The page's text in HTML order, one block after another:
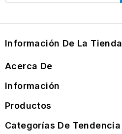
Información De La Tienda
Acerca De
Información
Productos
Categorías De Tendencia